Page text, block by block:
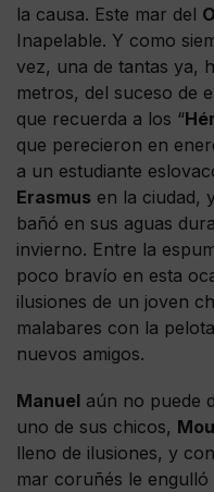
la causa. Este mar del
Inapelable. Y como
vez, una de tantas ya,
metros, del suceso de
que recuerda a los “
que perecieron en
a un estudiante
Erasmus en la ciudad,
bañó en sus aguas
invierno. Entre la
poco bravío en esta
ilusiones de un joven
malabares con la
nuevos amigos.
Manuel aún no puede
uno de sus chicos,
lleno de ilusiones, y
mar coruñés le